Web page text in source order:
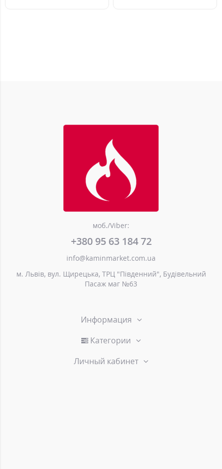
моб./Viber:
+380 95 63 184 72
info@kaminmarket.com.ua
м. Львів, вул. Щирецька, ТРЦ "Південний", Будівельний
Пасаж маг №63
Информация
Категории
Личный кабинет